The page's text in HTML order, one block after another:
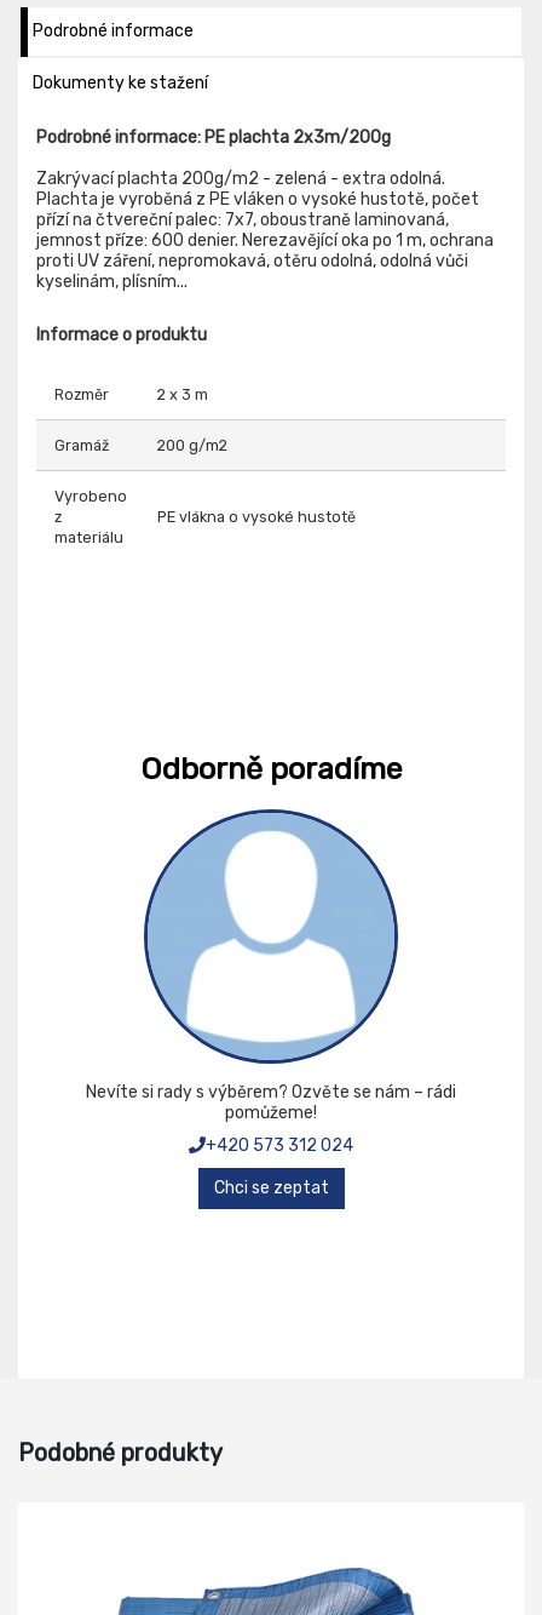
Podrobné informace
Dokumenty ke stažení
Podrobné informace: PE plachta 2x3m/200g
Zakrývací plachta 200g/m2 - zelená - extra odolná.
Plachta je vyroběná z PE vláken o vysoké hustotě, počet
přízí na čtvereční palec: 7x7, oboustraně laminovaná,
jemnost příze: 600 denier. Nerezavějící oka po 1 m, ochrana
proti UV záření, nepromokavá, otěru odolná, odolná vůči
kyselinám, plísním...
Informace o produktu
Rozměr 2 x 3 m
Gramáž 200 g/m2
Vyrobeno
z
materiálu
PE vlákna o vysoké hustotě
Odborně poradíme
Nevíte si rady s výběrem? Ozvěte se nám – rádi
pomůžeme!
+420 573 312 024
Chci se zeptat
Podobné produkty